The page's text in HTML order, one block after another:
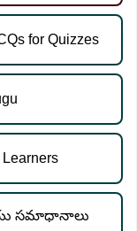
for Quizzes
సమాధానాలు